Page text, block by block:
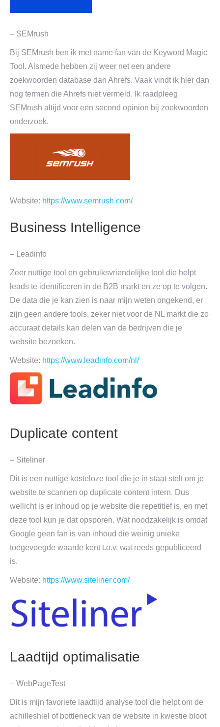
– SEMrush
Bij SEMrush ben ik met name fan van de Keyword Magic
Tool. Alsmede hebben zij weer net een andere
zoekwoorden database dan Ahrefs. Vaak vindt ik hier dan
nog termen die Ahrefs niet vermeld. Ik raadpleeg
SEMrush altijd voor een second opinion bij zoekwoorden
onderzoek.
Website: https://www.semrush.com/
Business Intelligence
– Leadinfo
Zeer nuttige tool en gebruiksvriendelijke tool die helpt
leads te identificeren in de B2B markt en ze op te volgen.
De data die je kan zien is naar mijn weten ongekend, er
zijn geen andere tools, zeker niet voor de NL markt die zo
accuraat details kan delen van de bedrijven die je
website bezoeken.
Website: https://www.leadinfo.com/nl/
Duplicate content
– Siteliner
Dit is een nuttige kosteloze tool die je in staat stelt om je
website te scannen op duplicate content intern. Dus
wellicht is er inhoud op je website die repetitief is, en met
deze tool kun je dat opsporen. Wat noodzakelijk is omdat
Google geen fan is van inhoud die weinig unieke
toegevoegde waarde kent t.o.v. wat reeds gepubliceerd
is.
Website: https://www.siteliner.com/
Laadtijd optimalisatie
– WebPageTest
Dit is mijn favoriete laadtijd analyse tool die helpt om de
achilleshiel of bottleneck van de website in kwestie bloot